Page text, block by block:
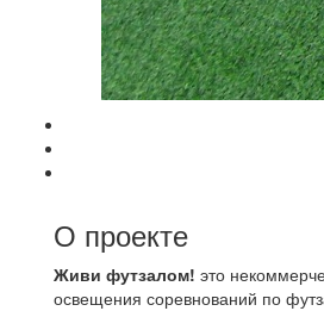
О проекте
Живи футзалом! это
освещения соревнований по